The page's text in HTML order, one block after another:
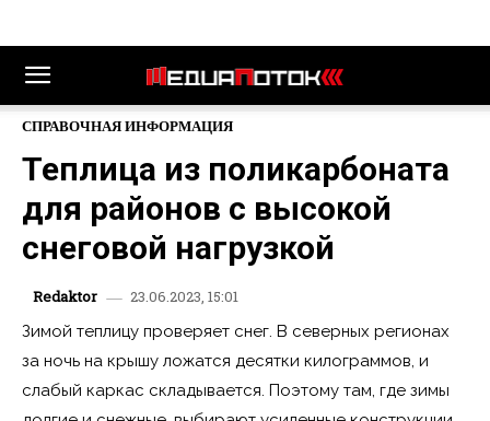
СПРАВОЧНАЯ ИНФОРМАЦИЯ
Теплица из поликарбоната
для районов с высокой
снеговой нагрузкой
Redaktor
23.06.2023, 15:01
Зимой теплицу проверяет снег. В северных регионах
за ночь на крышу ложатся десятки килограммов, и
слабый каркас складывается. Поэтому там, где зимы